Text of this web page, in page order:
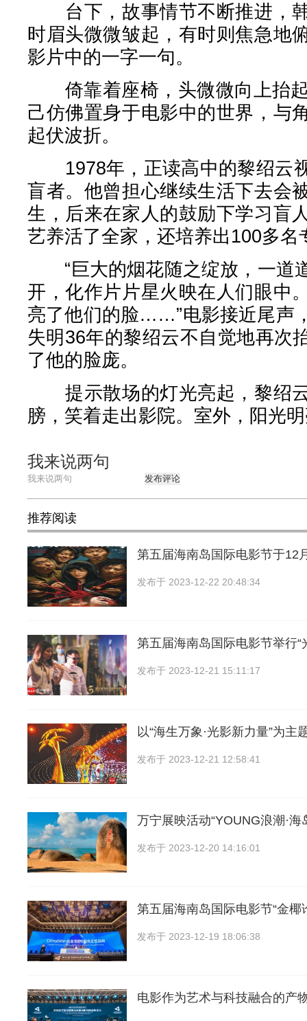
台下，故事情节不断推进，
时眉头微微皱起，有时则焦急地
影片中的一字一句。
倚靠着座椅，头微微向上抬起
己仿佛置身于电影中的世界，与
起伏波折。
1978年，正读高中的黎绍云
盲者。他曾担心继续生活下去会
生，后来在家人的鼓励下学习盲
艺养活了全家，还培养出100多名
“巨大的烟花随之绽放，一道
开，化作片片星火映在人们眼中
亮了他们的脸……”电影接近尾声
失明36年的黎绍云不自觉地再次
了他的脸庞。
提示散场的灯光亮起，黎绍
膀，笑着走出影院。室外，阳光
我来说两句
发布评论
推荐阅读
第五届海南岛国际电影节于12
发布于 2023-12-22 20:48:34
第五届海南岛国际电影节举行“
发布于 2023-12-21 15:11:17
以“海生万象·光影新力量”为主
发布于 2023-12-21 12:58:41
万宁展映活动“YOUNG浪潮·海
发布于 2023-12-20 14:16:01
第五届海南岛国际电影节“金椰
发布于 2023-12-19 18:06:38
电影作为艺术与科技融合的产